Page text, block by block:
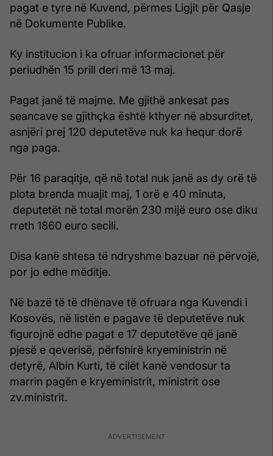
pagat e tyre në Kuvend, përmes Ligjit për Qasje
në Dokumente Publike.
Ky institucion i ka ofruar informacionet për
periudhën 15 prill deri më 13 maj.
Pagat janë të majme. Me gjithë ankesat pas
seancave se gjithçka është kthyer në absurditet,
asnjëri prej 120 deputetëve nuk ka hequr dorë
nga paga.
Për 16 paraqitje, që në total nuk janë as dy orë të
plota brenda muajit maj, 1 orë e 40 minuta,
deputetët në total morën 230 mijë euro ose diku
rreth 1860 euro secili.
Disa kanë shtesa të ndryshme bazuar në përvojë,
por jo edhe mëditje.
Në bazë të të dhënave të ofruara nga Kuvendi i
Kosovës, në listën e pagave të deputetëve nuk
figurojnë edhe pagat e 17 deputetëve që janë
pjesë e qeverisë, përfshirë kryeministrin në
detyrë, Albin Kurti, të cilët kanë vendosur ta
marrin pagën e kryeministrit, ministrit ose
zv.ministrit.